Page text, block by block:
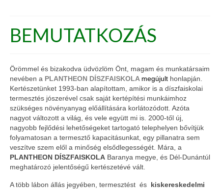
BEMUTATKOZÁS
Örömmel és bizakodva üdvözlöm Önt, magam és munkatársaim
nevében a PLANTHEON DÍSZFAISKOLA megújult honlapján.
Kertészetünket 1993-ban alapítottam, amikor is a díszfaiskolai
termesztés jószerével csak saját kertépítési munkáimhoz
szükséges növényanyag előállítására korlátozódott. Azóta
nagyot változott a világ, és vele együtt mi is. 2000-től új,
nagyobb fejlődési lehetőségeket tartogató telephelyen bővítjük
folyamatosan a termesztő kapacitásunkat, egy pillanatra sem
veszítve szem elől a minőség elsődlegességét. Mára, a
PLANTHEON DÍSZFAISKOLA Baranya megye, és Dél-Dunántúl
meghatározó jelentőségű kertészetévé vált.
A több lábon állás jegyében, termesztést és kiskereskedelmi